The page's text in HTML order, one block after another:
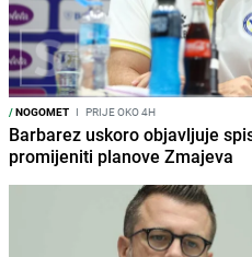
/NOGOMET I PRIJE OKO 4H
Barbarez uskoro objavljuje
promijeniti planove Zmajeva